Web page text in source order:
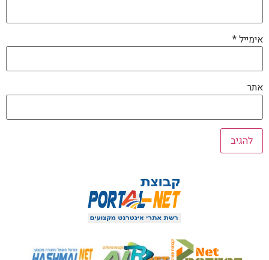
אימייל*
אתר